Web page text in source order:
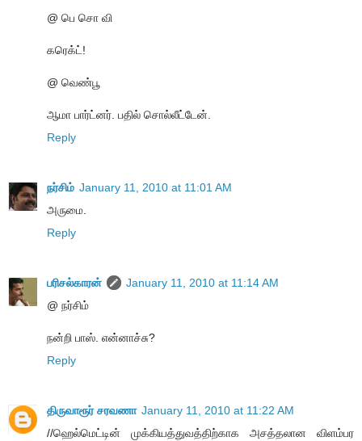
@ பெ சொ வி
கரெக்ட்!
@ வெண்பூ
ஆமா பார்ட்னர். பதில் சொல்லீட்டேன்.
Reply
நர்சிம் January 11, 2010 at 11:01 AM
அருமை.
Reply
பரிசல்காரன்
January 11, 2010 at 11:14 AM
@ நர்சிம்
நன்றி பாஸ். என்னாச்சு?
Reply
திருவாரூர் சரவணா January 11, 2010 at 11:22 AM
//ஹெல்மெட்டின் முக்கியத்துவத்திற்காக அசத்தலான விளம்பர